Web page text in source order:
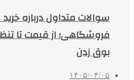
سوالات متداول درباره
فروشگاهی؛ از قیمت تا
بوق زدن
۱۴۰۵/۰۴/۰۵